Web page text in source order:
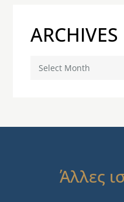
ARCHIVES
Archives
Άλλες